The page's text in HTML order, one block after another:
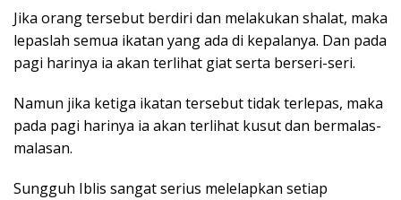
Jika orang tersebut berdiri dan melakukan shalat, maka
lepaslah semua ikatan yang ada di kepalanya. Dan pada
pagi harinya ia akan terlihat giat serta berseri-seri.
Namun jika ketiga ikatan tersebut tidak terlepas, maka
pada pagi harinya ia akan terlihat kusut dan bermalas-
malasan.
Sungguh Iblis sangat serius melelapkan setiap